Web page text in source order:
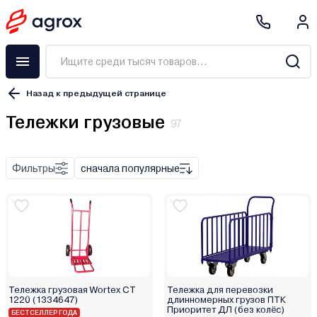
Назад к предыдущей странице
Тележки грузовые 97
AE&T
DYLLU
Forsage
Jadever
Makita
Matrix
Milwaukee
Фильтры сначала популярные
Тележка грузовая Wortex CT
1220 (1334647)
БЕСТСЕЛЛЕР ГОДА
Тележка для перевозки
длинномерных грузов ПТК
Приоритет ДЛ (без колёс)